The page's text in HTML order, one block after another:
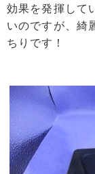
効果を発揮して
いのですが、綺
ちりです！